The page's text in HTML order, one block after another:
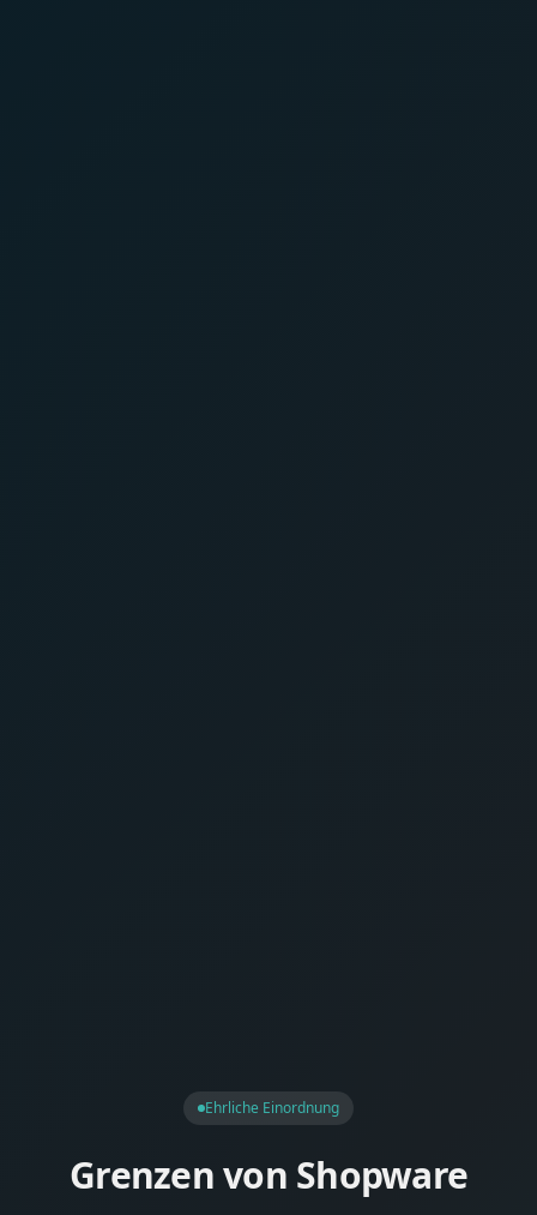
Ehrliche Einordnung
Grenzen von Shopware